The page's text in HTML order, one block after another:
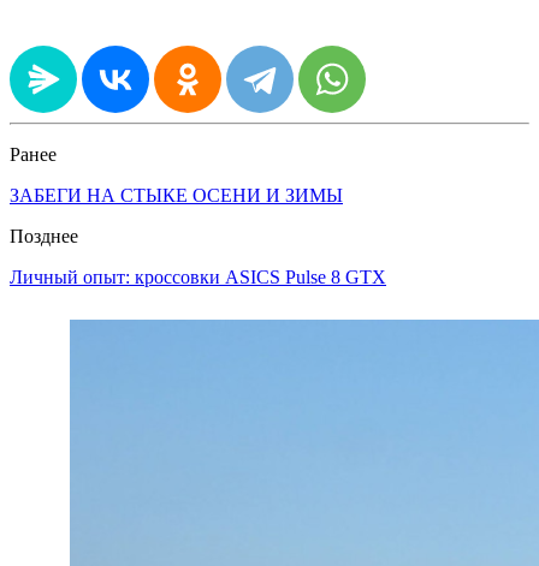
Ранее
ЗАБЕГИ НА СТЫКЕ ОСЕНИ И ЗИМЫ
Позднее
Личный опыт: кроссовки ASICS Pulse 8 GTX